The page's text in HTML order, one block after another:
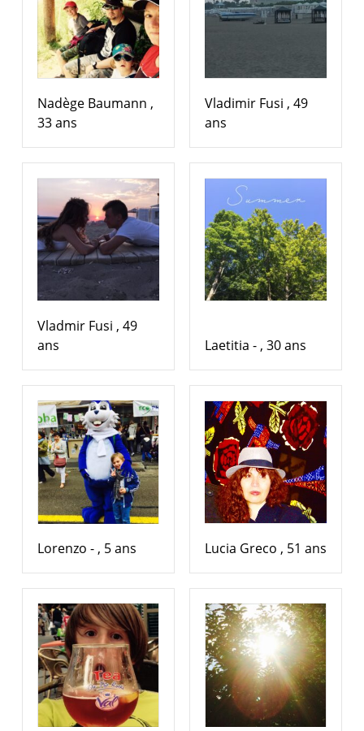
Nadège Baumann ,
33 ans
Vladimir Fusi , 49
ans
Vladmir Fusi , 49
ans
Laetitia - , 30 ans
Lorenzo - , 5 ans Lucia Greco , 51 ans